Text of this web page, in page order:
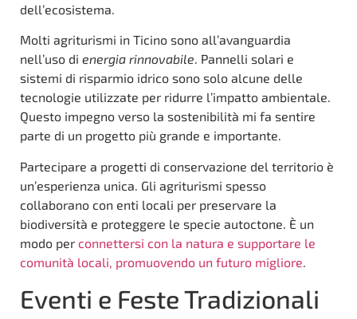
dell’ecosistema.
Molti agriturismi in Ticino sono all’avanguardia
nell’uso di energia rinnovabile. Pannelli solari e
sistemi di risparmio idrico sono solo alcune delle
tecnologie utilizzate per ridurre l’impatto ambientale.
Questo impegno verso la sostenibilità mi fa sentire
parte di un progetto più grande e importante.
Partecipare a progetti di conservazione del territorio è
un’esperienza unica. Gli agriturismi spesso
collaborano con enti locali per preservare la
biodiversità e proteggere le specie autoctone. È un
modo per connettersi con la natura e supportare le
comunità locali, promuovendo un futuro migliore
Eventi e Feste Tradizionali